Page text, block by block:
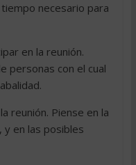
necesario para
en la reunión.
personas con el cual
reunión. Piense en la
en las posibles